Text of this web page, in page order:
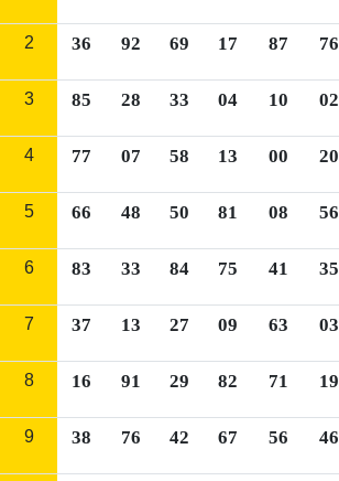
2 36 92 69 17 87 76
3 85 28 33 04 10 02
4 77 07 58 13 00 20
5 66 48 50 81 08 56
6 83 33 84 75 41 35
7 37 13 27 09 63 03
8 16 91 29 82 71 19
9 38 76 42 67 56 46